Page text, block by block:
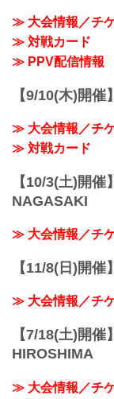
≫ 大会情報／チ
≫ 対戦カード
≫ PPV配信情報
【9/10(木)開
≫ 大会情報／チ
≫ 対戦カード
【10/3(土)開
NAGASAKI
≫ 大会情報／チ
【11/8(日)開
≫ 大会情報／チ
【7/18(土)開
HIROSHIMA
≫ 大会情報／チ